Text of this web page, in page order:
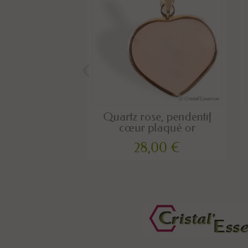
Quartz rose, pendentif
cœur plaqué or
28,00 €